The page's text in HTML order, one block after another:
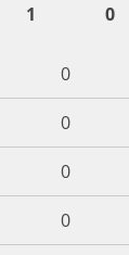
1 0
0
0
0
0